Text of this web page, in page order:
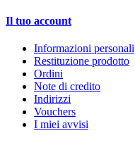
Il tuo account
Informazioni personali
Restituzione prodotto
Ordini
Note di credito
Indirizzi
Vouchers
I miei avvisi